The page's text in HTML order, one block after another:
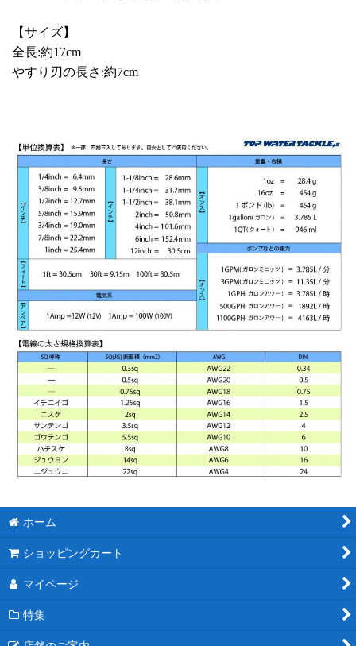
【サイズ】
全長:約17cm
やすり刃の長さ:約7cm
ホーム
ショッピングカート
マイページ
特集